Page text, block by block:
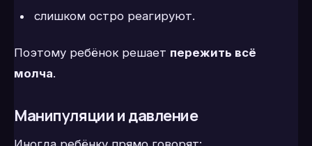
слишком остро реагируют.
Поэтому ребёнок решает пережить всё
молча.
Манипуляции и давление